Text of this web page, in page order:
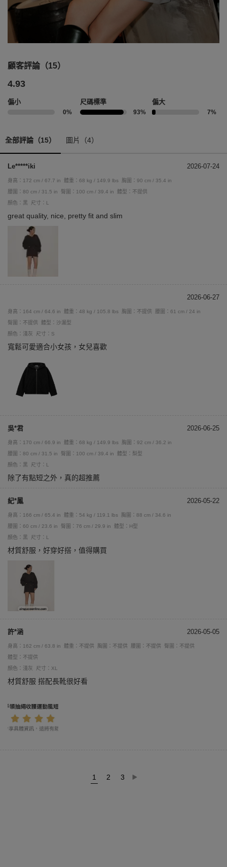
顧客評論（15）
4.93
偏小
0%
尺碼標準
93%
偏大
7%
全部評論（15） 圖片（4）
Le*****iki 2026-07-24
身高：172 cm / 67.7 in 體重：68 kg / 149.9 lbs
胸圍：90 cm / 35.4 in
腰圍：80 cm / 31.5 in
臀圍：100 cm / 39.4 in
體型：不提供
顏色：黑
尺寸：L
great quality, nice, pretty fit and slim
2026-06-27
身高：164 cm / 64.6 in 體重：48 kg / 105.8 lbs 胸圍：不提供
腰圍：61 cm / 24 in
臀圍：不提供
體型：沙漏型
顏色：淺灰
尺寸：S
寬鬆可愛適合小女孩，女兒喜歡
吳*君 2026-06-25
身高：170 cm / 66.9 in 體重：68 kg / 149.9 lbs
胸圍：92 cm / 36.2 in
腰圍：80 cm / 31.5 in
臀圍：100 cm / 39.4 in
體型：梨型
顏色：黑
尺寸：L
除了有點短之外，真的超推薦
紀*鳳 2026-05-22
身高：166 cm / 65.4 in 體重：54 kg / 119.1 lbs
胸圍：88 cm / 34.6 in
腰圍：60 cm / 23.6 in
臀圍：76 cm / 29.9 in
體型：H型
顏色：黑
尺寸：L
材質舒服，好穿好搭，值得購買
許*涵 2026-05-05
身高：162 cm / 63.8 in 體重：不提供 胸圍：不提供 腰圍：不提供
臀圍：不提供
體型：不提供
顏色：淺灰
尺寸：XL
材質舒服 搭配長靴很好看
1 2 3